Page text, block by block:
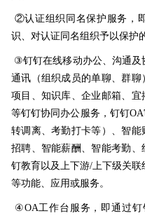
②认证组织同名保护服务，
识、对认证同名组织予以保护
③钉钉在线移动办公、沟通
通讯（组织成员的单聊、群聊
项目、知识库、企业邮箱、
等钉钉协同办公服务，钉钉
转调离、考勤打卡等）、智
招聘、智能薪酬、智能考勤
钉教育以及上下游/上下级关联
等功能、应用或服务。
④OA工作台服务，即通过